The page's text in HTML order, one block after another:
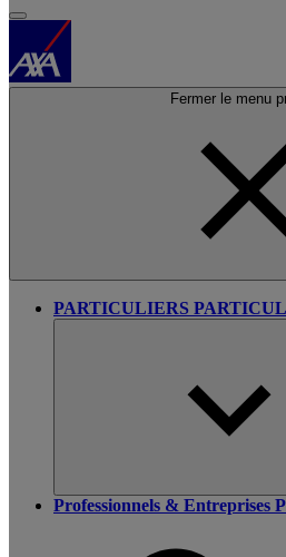
Fermer le menu
PARTICULIERS
Professionnels & Entreprises